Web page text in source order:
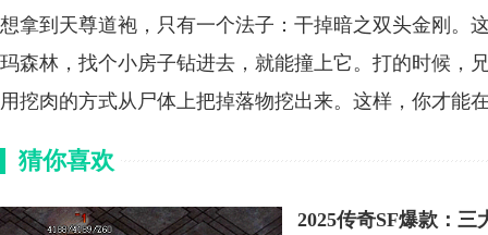
想拿到天尊道袍，只有一个法子：干掉暗之双头金刚。
玛森林，找个小房子钻进去，就能撞上它。打的时候，
用挖肉的方式从尸体上把掉落物挖出来。这样，你才能
猜你喜欢
2025传奇SF爆款：